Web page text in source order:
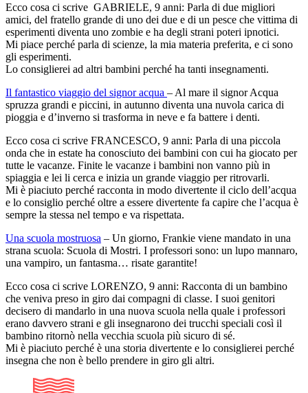
Ecco cosa ci scrive GABRIELE, 9 anni: Parla di due migliori
amici, del fratello grande di uno dei due e di un pesce che vittima di
esperimenti diventa uno zombie e ha degli strani poteri ipnotici.
Mi piace perché parla di scienze, la mia materia preferita, e ci sono
gli esperimenti.
Lo consiglierei ad altri bambini perché ha tanti insegnamenti.
Il fantastico viaggio del signor acqua – Al mare il signor Acqua
spruzza grandi e piccini, in autunno diventa una nuvola carica di
pioggia e d’inverno si trasforma in neve e fa battere i denti.
Ecco cosa ci scrive FRANCESCO, 9 anni: Parla di una piccola
onda che in estate ha conosciuto dei bambini con cui ha giocato per
tutte le vacanze. Finite le vacanze i bambini non vanno più in
spiaggia e lei li cerca e inizia un grande viaggio per ritrovarli.
Mi è piaciuto perché racconta in modo divertente il ciclo dell’acqua
e lo consiglio perché oltre a essere divertente fa capire che l’acqua è
sempre la stessa nel tempo e va rispettata.
Una scuola mostruosa – Un giorno, Frankie viene mandato in una
strana scuola: Scuola di Mostri. I professori sono: un lupo mannaro,
una vampiro, un fantasma… risate garantite!
Ecco cosa ci scrive LORENZO, 9 anni: Racconta di un bambino
che veniva preso in giro dai compagni di classe. I suoi genitori
decisero di mandarlo in una nuova scuola nella quale i professori
erano davvero strani e gli insegnarono dei trucchi speciali così il
bambino ritornò nella vecchia scuola più sicuro di sé.
Mi è piaciuto perché è una storia divertente e lo consiglierei perché
insegna che non è bello prendere in giro gli altri.